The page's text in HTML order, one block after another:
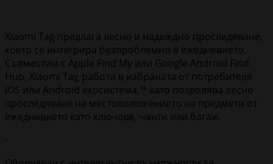
Xiaomi Tag предлага лесно и надеждно проследяване,
което се интегрира безпроблемно в ежедневието.
Съвместим с Apple Find My или Google Android Find
Hub, Xiaomi Tag работи в избраната от потребителя
iOS или Android екосистема,¹⁶ като позволява лесно
проследяване на местоположението на предмети от
ежедневието като ключове, чанти или багаж.